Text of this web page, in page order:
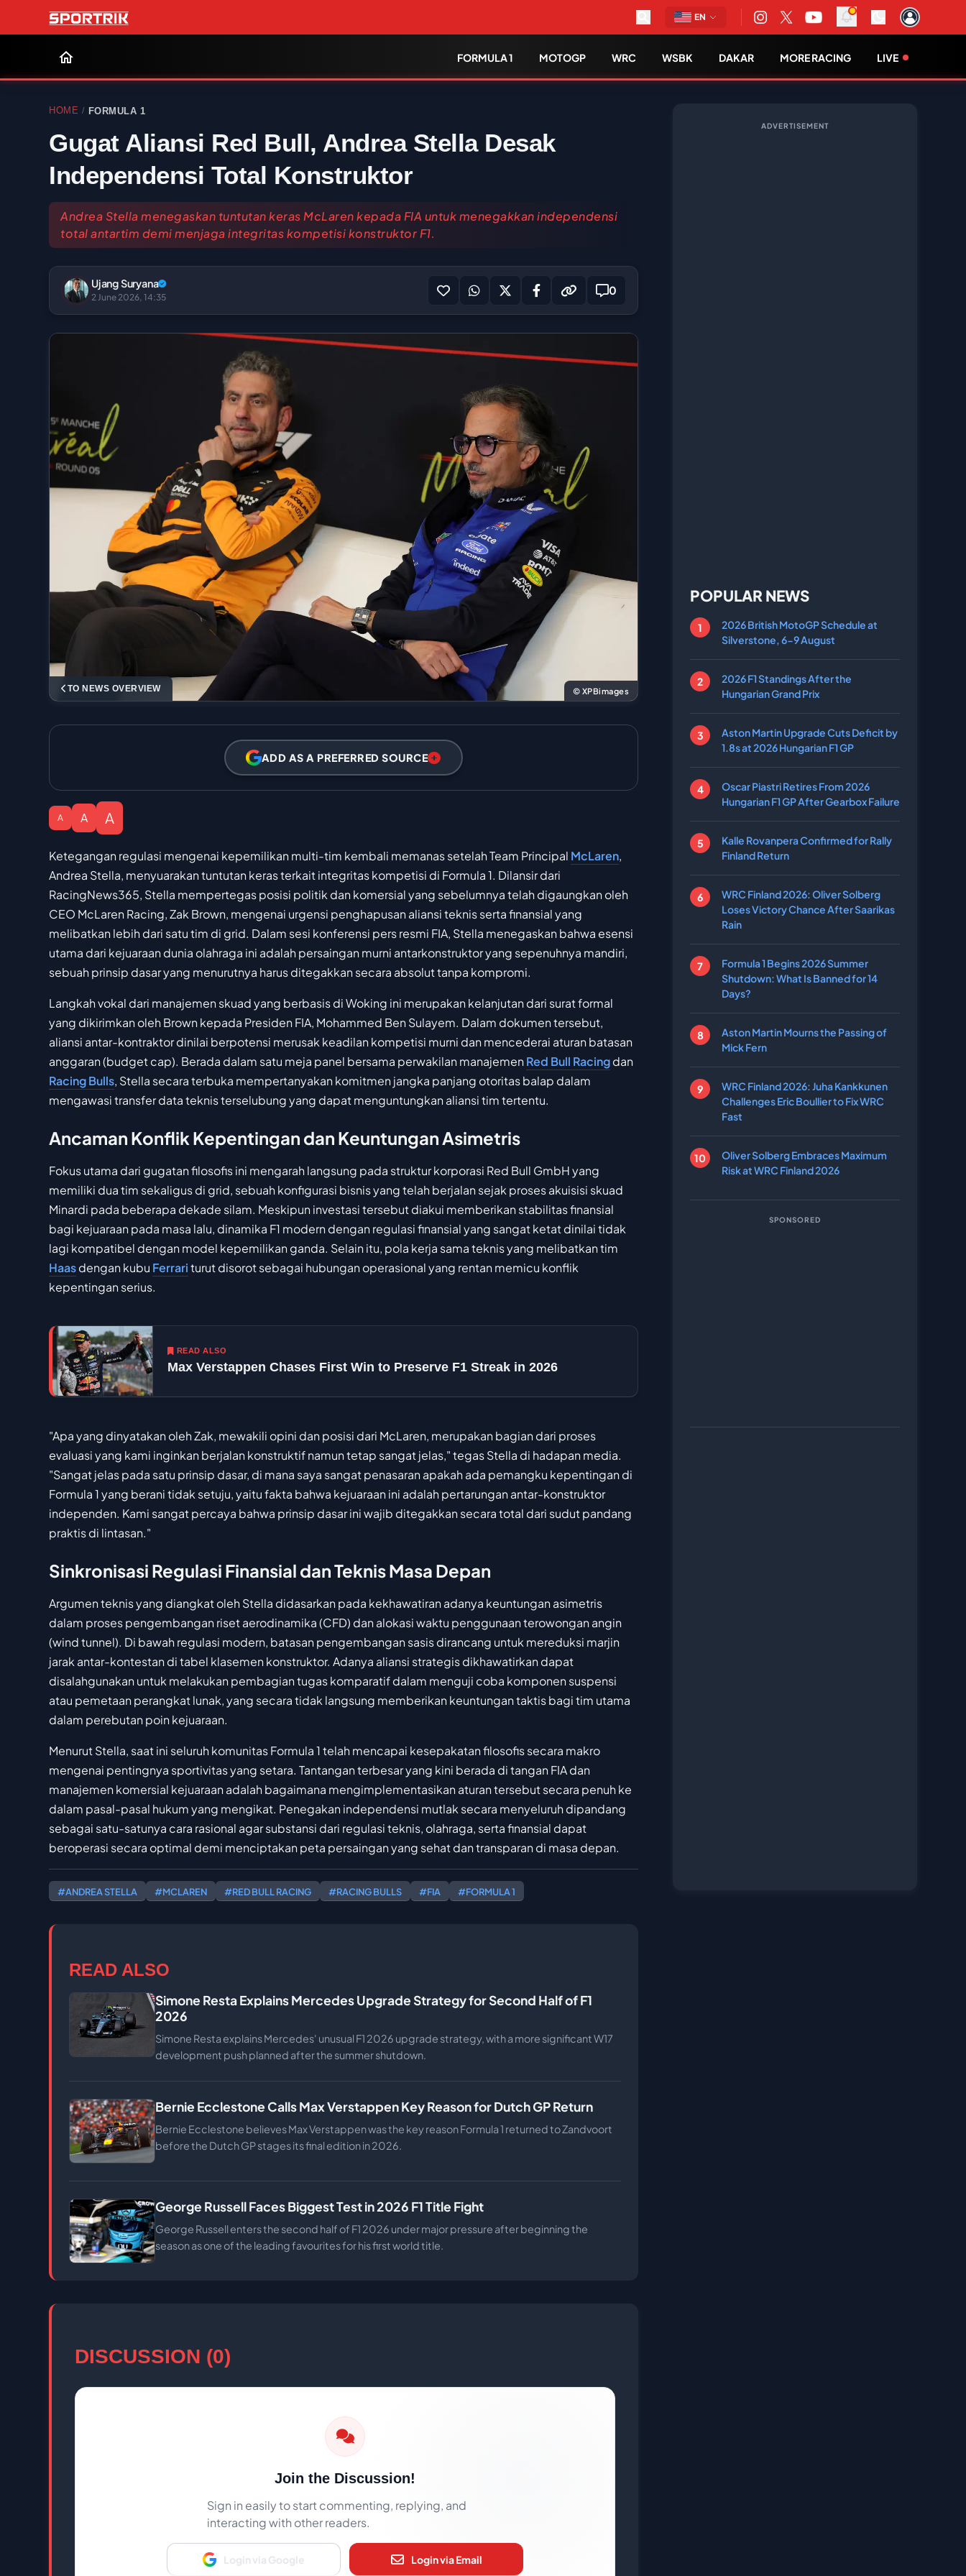
EN
FORMULA 1 MOTOGP WRC WSBK DAKAR MORE RACING LIVE
HOME / FORMULA 1
Gugat Aliansi Red Bull, Andrea Stella Desak
Independensi Total Konstruktor
Andrea Stella menegaskan tuntutan keras McLaren kepada FIA untuk menegakkan independensi
total antartim demi menjaga integritas kompetisi konstruktor F1.
Ujang Suryana
2 June 2026, 14:35 0
TO NEWS OVERVIEW © XPBimages
ADD AS A PREFERRED SOURCE
A A A
Ketegangan regulasi mengenai kepemilikan multi-tim kembali memanas setelah Team Principal McLaren,
Andrea Stella, menyuarakan tuntutan keras terkait integritas kompetisi di Formula 1. Dilansir dari
RacingNews365, Stella mempertegas posisi politik dan komersial yang sebelumnya telah digaungkan oleh
CEO McLaren Racing, Zak Brown, mengenai urgensi penghapusan aliansi teknis serta finansial yang
melibatkan lebih dari satu tim di grid. Dalam sesi konferensi pers resmi FIA, Stella menegaskan bahwa esensi
utama dari kejuaraan dunia olahraga ini adalah persaingan murni antarkonstruktor yang sepenuhnya mandiri,
sebuah prinsip dasar yang menurutnya harus ditegakkan secara absolut tanpa kompromi.
Langkah vokal dari manajemen skuad yang berbasis di Woking ini merupakan kelanjutan dari surat formal
yang dikirimkan oleh Brown kepada Presiden FIA, Mohammed Ben Sulayem. Dalam dokumen tersebut,
aliansi antar-kontraktor dinilai berpotensi merusak keadilan kompetisi murni dan mencederai aturan batasan
anggaran (budget cap). Berada dalam satu meja panel bersama perwakilan manajemenRed Bull Racingdan
Racing Bulls, Stella secara terbuka mempertanyakan komitmen jangka panjang otoritas balap dalam
mengawasi transfer data teknis terselubung yang dapat menguntungkan aliansi tim tertentu.
Ancaman Konflik Kepentingan dan Keuntungan Asimetris
Fokus utama dari gugatan filosofis ini mengarah langsung pada struktur korporasi Red Bull GmbH yang
memiliki dua tim sekaligus di grid, sebuah konfigurasi bisnis yang telah berjalan sejak proses akuisisi skuad
Minardi pada beberapa dekade silam. Meskipun investasi tersebut diakui memberikan stabilitas finansial
bagi kejuaraan pada masa lalu, dinamika F1 modern dengan regulasi finansial yang sangat ketat dinilai tidak
lagi kompatibel dengan model kepemilikan ganda. Selain itu, pola kerja sama teknis yang melibatkan tim
Haasdengan kubu Ferrariturut disorot sebagai hubungan operasional yang rentan memicu konflik
kepentingan serius.
READ ALSO
Max Verstappen Chases First Win to Preserve F1 Streak in 2026
"Apa yang dinyatakan oleh Zak, mewakili opini dan posisi dari McLaren, merupakan bagian dari proses
evaluasi yang kami inginkan berjalan konstruktif namun tetap sangat jelas," tegas Stella di hadapan media.
"Sangat jelas pada satu prinsip dasar, di mana saya sangat penasaran apakah ada pemangku kepentingan di
Formula 1 yang berani tidak setuju, yaitu fakta bahwa kejuaraan ini adalah pertarungan antar-konstruktor
independen. Kami sangat percaya bahwa prinsip dasar ini wajib ditegakkan secara total dari sudut pandang
praktis di lintasan."
Sinkronisasi Regulasi Finansial dan Teknis Masa Depan
Argumen teknis yang diangkat oleh Stella didasarkan pada kekhawatiran adanya keuntungan asimetris
dalam proses pengembangan riset aerodinamika (CFD) dan alokasi waktu penggunaan terowongan angin
(wind tunnel). Di bawah regulasi modern, batasan pengembangan sasis dirancang untuk mereduksi marjin
jarak antar-kontestan di tabel klasemen konstruktor. Adanya aliansi strategis dikhawatirkan dapat
disalahgunakan untuk melakukan pembagian tugas komparatif dalam menguji coba komponen suspensi
atau pemetaan perangkat lunak, yang secara tidak langsung memberikan keuntungan taktis bagi tim utama
dalam perebutan poin kejuaraan.
Menurut Stella, saat ini seluruh komunitas Formula 1 telah mencapai kesepakatan filosofis secara makro
mengenai pentingnya sportivitas yang setara. Tantangan terbesar yang kini berada di tangan FIA dan
manajemen komersial kejuaraan adalah bagaimana mengimplementasikan aturan tersebut secara penuh ke
dalam pasal-pasal hukum yang mengikat. Penegakan independensi mutlak secara menyeluruh dipandang
sebagai satu-satunya cara rasional agar substansi dari regulasi teknis, olahraga, serta finansial dapat
beroperasi secara optimal demi menciptakan peta persaingan yang sehat dan transparan di masa depan.
#ANDREA STELLA #MCLAREN #RED BULL RACING #RACING BULLS #FIA #FORMULA 1
READ ALSO
Simone Resta Explains Mercedes Upgrade Strategy for Second Half of F1
2026
Simone Resta explains Mercedes' unusual F1 2026 upgrade strategy, with a more significant W17
development push planned after the summer shutdown.
Bernie Ecclestone Calls Max Verstappen Key Reason for Dutch GP Return
Bernie Ecclestone believes Max Verstappen was the key reason Formula 1 returned to Zandvoort
before the Dutch GP stages its final edition in 2026.
George Russell Faces Biggest Test in 2026 F1 Title Fight
George Russell enters the second half of F1 2026 under major pressure after beginning the
season as one of the leading favourites for his first world title.
DISCUSSION (0)
Join the Discussion!
Sign in easily to start commenting, replying, and
interacting with other readers.
Login via Google Login via Email
ADVERTISEMENT
POPULAR NEWS
2026 British MotoGP Schedule at
Silverstone, 6-9 August
2026 F1 Standings After the
Hungarian Grand Prix
Aston Martin Upgrade Cuts Deficit by
1.8s at 2026 Hungarian F1 GP
Oscar Piastri Retires From 2026
Hungarian F1 GP After Gearbox Failure
Kalle Rovanpera Confirmed for Rally
Finland Return
WRC Finland 2026: Oliver Solberg
Loses Victory Chance After Saarikas
Rain
Formula 1 Begins 2026 Summer
Shutdown: What Is Banned for 14
Days?
Aston Martin Mourns the Passing of
Mick Fern
WRC Finland 2026: Juha Kankkunen
Challenges Eric Boullier to Fix WRC
Fast
Oliver Solberg Embraces Maximum
Risk at WRC Finland 2026
SPONSORED